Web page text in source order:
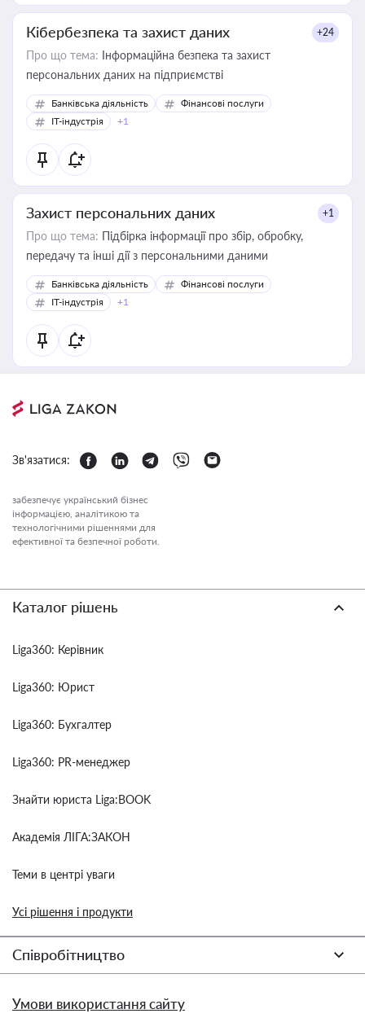
Кібербезпека та захист даних +24
Про що тема: Інформаційна безпека та захист
персональних даних на підприємстві
Банківська діяльність
Фінансові послуги
IT-індустрія
+1
Захист персональних даних +1
Про що тема: Підбірка інформації про збір, обробку,
передачу та інші дії з персональними даними
Банківська діяльність
Фінансові послуги
IT-індустрія
+1
Зв'язатися:
забезпечує український бізнес
інформацією, аналітикою та
технологічними рішеннями для
ефективної та безпечної роботи.
Каталог рішень
Liga360: Керівник
Liga360: Юрист
Liga360: Бухгалтер
Liga360: PR-менеджер
Знайти юриста Liga:BOOK
Академія ЛІГА:ЗАКОН
Теми в центрі уваги
Усі рішення і продукти
Співробітництво
Умови використання сайту